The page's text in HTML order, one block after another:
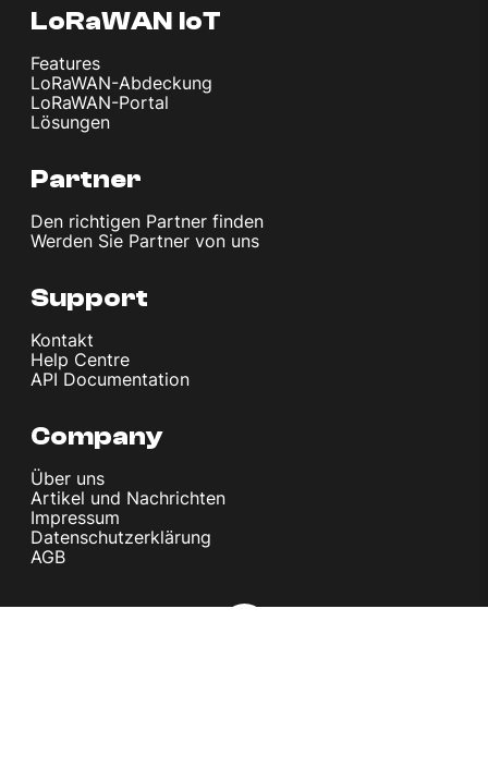
LoRaWAN IoT
Features
LoRaWAN-Abdeckung
LoRaWAN-Portal
Lösungen
Partner
Den richtigen Partner finden
Werden Sie Partner von uns
Support
Kontakt
Help Centre
API Documentation
Company
Über uns
Artikel und Nachrichten
Impressum
Datenschutzerklärung
AGB